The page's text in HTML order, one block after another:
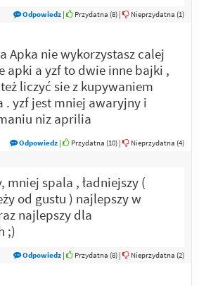
Odpowiedz | Przydatna (8) | Nieprzydatna (1)
Apka nie wykorzystasz calej
apki a yzf to dwie inne bajki ,
liczyć sie z kupywaniem
. yzf jest mniej awaryjny i
niz aprilia
Odpowiedz | Przydatna (10) | Nieprzydatna (4)
mniej spala , ładniejszy (
od gustu ) najlepszy w
najlepszy dla
;)
Odpowiedz | Przydatna (8) | Nieprzydatna (2)